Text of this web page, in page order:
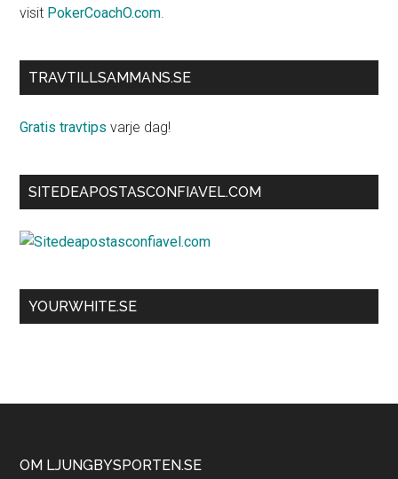
visit PokerCoachO.com.
TRAVTILLSAMMANS.SE
Gratis travtips varje dag!
SITEDEAPOSTASCONFIAVEL.COM
YOURWHITE.SE
Footer
OM LJUNGBYSPORTEN.SE